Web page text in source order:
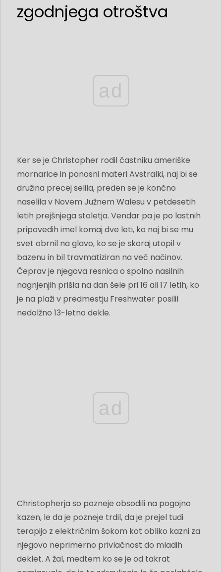
zgodnjega otroštva
ad
Ker se je Christopher rodil častniku ameriške
mornarice in ponosni materi Avstralki, naj bi se
družina precej selila, preden se je končno
naselila v Novem Južnem Walesu v petdesetih
letih prejšnjega stoletja. Vendar pa je po lastnih
pripovedih imel komaj dve leti, ko naj bi se mu
svet obrnil na glavo, ko se je skoraj utopil v
bazenu in bil travmatiziran na več načinov.
Čeprav je njegova resnica o spolno nasilnih
nagnjenjih prišla na dan šele pri 16 ali 17 letih, ko
je na plaži v predmestju Freshwater posilil
nedolžno 13-letno dekle.
ad
Christopherja so pozneje obsodili na pogojno
kazen, le da je pozneje trdil, da je prejel tudi
terapijo z električnim šokom kot obliko kazni za
njegovo neprimerno privlačnost do mladih
deklet. A žal, medtem ko se je od takrat